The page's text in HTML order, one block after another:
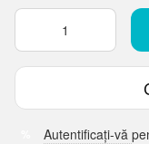
Autentificați-vă